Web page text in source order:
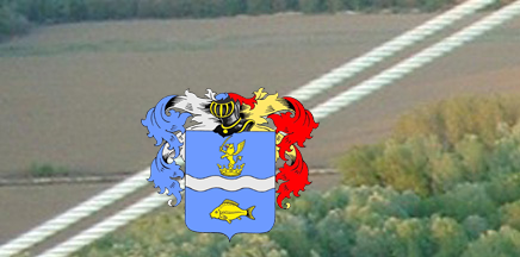
Ugrás a tartalomra